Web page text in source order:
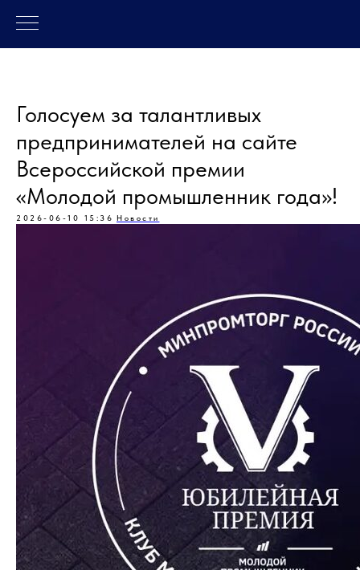
Голосуем за талантливых
предпринимателей на сайте
Всероссийской премии
«Молодой промышленник года»!
2026-06-10 15:36 Новости